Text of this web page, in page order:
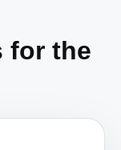
for the